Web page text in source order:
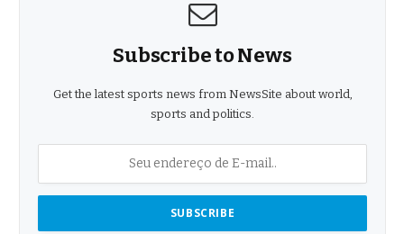
Subscribe to News
Get the latest sports news from NewsSite about world,
sports and politics.